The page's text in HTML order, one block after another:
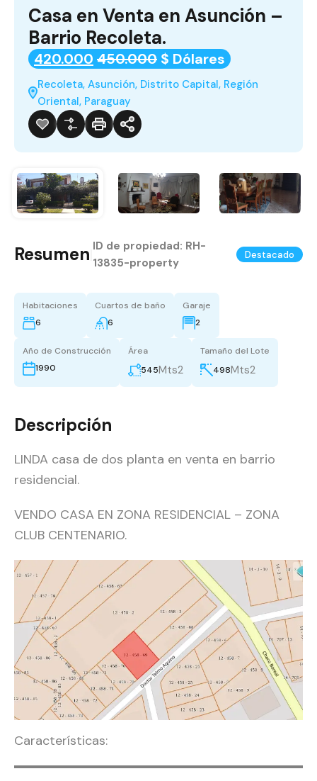
Casa en Venta en Asunción –
Barrio Recoleta.
420.000 450.000 $ Dólares
Recoleta, Asunción, Distrito Capital, Región
Oriental, Paraguay
Resumen ID de propiedad: RH-
13835-property
Destacado
Habitaciones
6
Cuartos de baño
6
Garaje
2
Año de Construcción
1990
Área
545Mts2
Tamaño del Lote
498Mts2
Descripción
LINDA casa de dos planta en venta en barrio
residencial.
VENDO CASA EN ZONA RESIDENCIAL – ZONA
CLUB CENTENARIO.
Características: